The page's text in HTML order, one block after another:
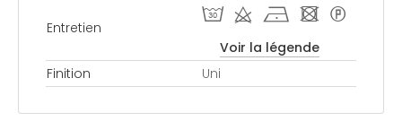
Entretien
T d h - *
Voir la légende
Finition
Uni